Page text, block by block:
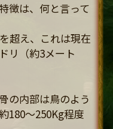
徴は、何と言って
超え、これは現在
リ（約3メート
の内部は鳥のよう
180～250Kg程度